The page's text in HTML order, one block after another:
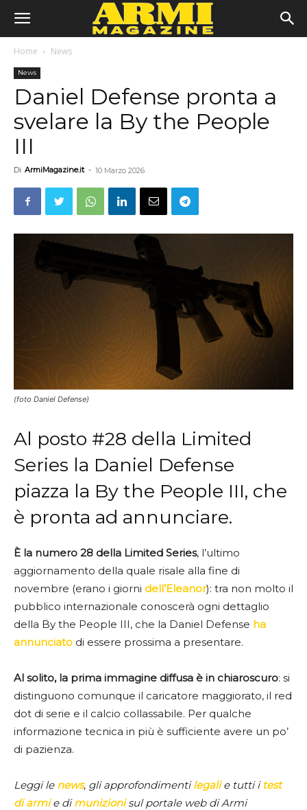
Home News
News
Daniel Defense pronta a
svelare la By the People
III
Di ArmiMagazine.it - 10 Marzo 2026
(foto Daniel Defense)
Al posto #28 della Limited
Series la Daniel Defense
piazza la By the People III, che
è pronta ad annunciare.
È la numero 28 della Limited Series, l’ultimo
aggiornamento della quale risale alla fine di
novembre (erano i giorni dell’Eleanor): tra non molto il
pubblico internazionale conoscerà ogni dettaglio
della By the People III, che la Daniel Defense ha
annunciato di essere prossima a presentare.
Al solito, la prima immagine diffusa è in chiaroscuro: si
distinguono comunque il caricatore maggiorato, il red
dot di serie e il calcio collassabile. Per qualche
informazione tecnica in più è sufficiente avere un po’
di pazienza.
Leggi le news, gli approfondimentilegalie tutti i test
di armie dimunizionisul portale web di Armi